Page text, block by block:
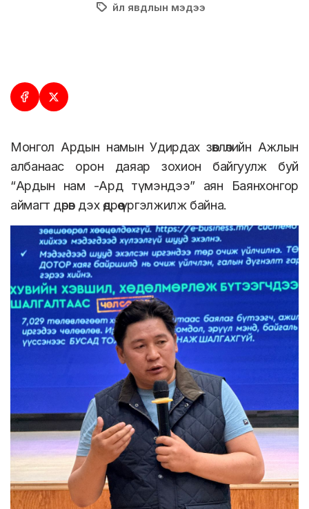
Үйл явдлын мэдээ
Монгол Ардын намын Удирдах зөвлөлийн Ажлын
албанаас орон даяар зохион байгуулж буй
“Ардын нам -Ард түмэндээ” аян Баянхонгор
аймагт дөрөв дэх өдрөө үргэлжилж байна.